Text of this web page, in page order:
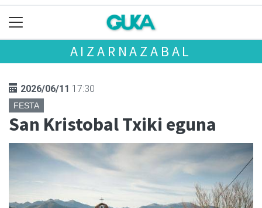
AIZARNAZABAL
2026/06/11 17:30
FESTA
San Kristobal Txiki eguna